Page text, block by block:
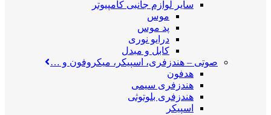
سایر لوازم جانبی کامپیوتر
موس
پد موس
درایو نوری
کابل و مبدل
صوتی – هندزفری، اسپیکر، میکروفون و …
هدفون
هندزفری سیمی
هندزفری بلوتوثی
اسپیکر